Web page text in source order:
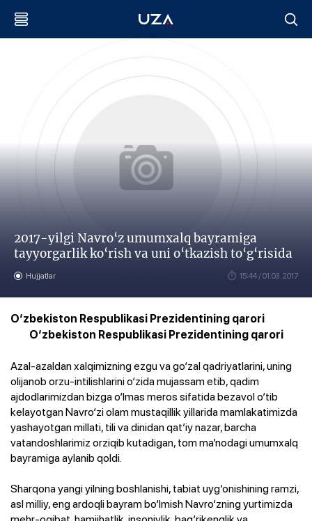
2017-yilgi Navro‘z umumxalq bayramiga
tayyorgarlik ko‘rish va uni o‘tkazish to‘g‘risida
Hujjatlar 15:44 / 01.03.2017
O‘zbekiston Respublikasi Prezidentining qarori
O‘zbekiston Respublikasi Prezidentining qarori
Azal-azaldan xalqimizning ezgu va go‘zal qadriyatlarini, uning
olijanob orzu-intilishlarini o‘zida mujassam etib, qadim
ajdodlarimizdan bizga o‘lmas meros sifatida bezavol o‘tib
kelayotgan Navro‘zi olam mustaqillik yillarida mamlakatimizda
yashayotgan millati, tili va dinidan qat’iy nazar, barcha
vatandoshlarimiz orziqib kutadigan, tom ma’nodagi umumxalq
bayramiga aylanib qoldi.
Sharqona yangi yilning boshlanishi, tabiat uyg‘onishining ramzi,
asl milliy, eng ardoqli bayram bo‘lmish Navro‘zning yurtimizda